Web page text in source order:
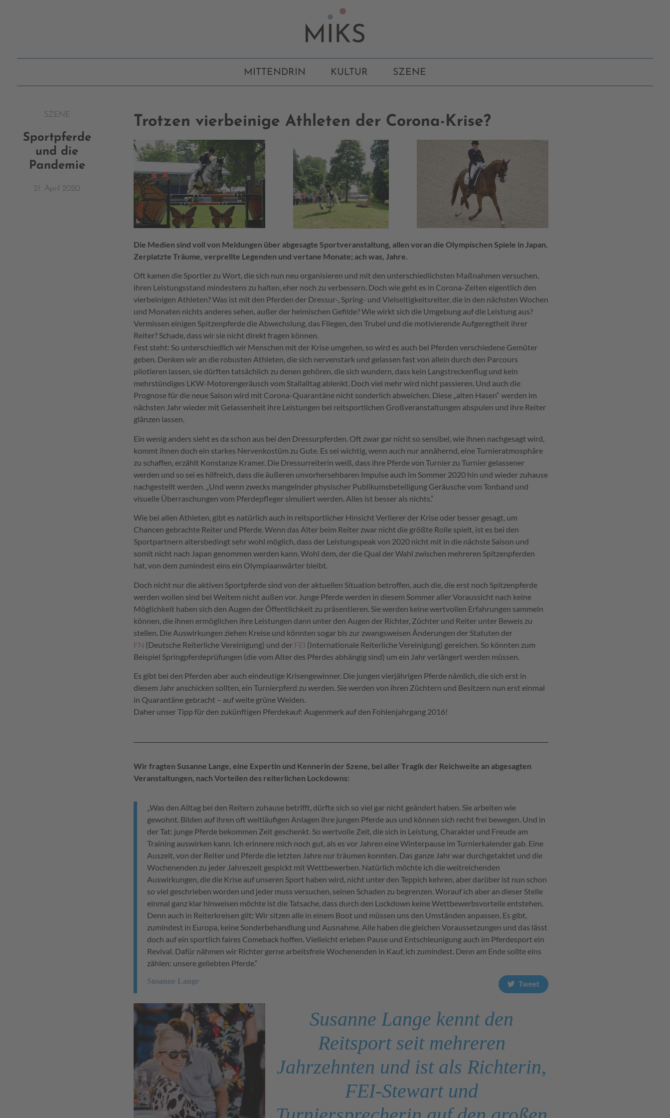
MITTENDRIN KULTUR SZENE
SZENE
Sportpferde
und die
Pandemie
21. April 2020
Trotzen vierbeinige Athleten der Corona-Krise?
Die Medien sind voll von Meldungen über abgesagte Sportveranstaltung, allen voran die Olympischen Spiele in Japan.
Zerplatzte Träume, verprellte Legenden und vertane Monate; ach was, Jahre.
Oft kamen die Sportler zu Wort, die sich nun neu organisieren und mit den unterschiedlichsten Maßnahmen versuchen,
ihren Leistungsstand mindestens zu halten, eher noch zu verbessern. Doch wie geht es in Corona-Zeiten eigentlich den
vierbeinigen Athleten? Was ist mit den Pferden der Dressur-, Spring- und Vielseitigkeitsreiter, die in den nächsten Wochen
und Monaten nichts anderes sehen, außer der heimischen Gefilde? Wie wirkt sich die Umgebung auf die Leistung aus?
Vermissen einigen Spitzenpferde die Abwechslung, das Fliegen, den Trubel und die motivierende Aufgeregtheit ihrer
Reiter? Schade, dass wir sie nicht direkt fragen können.
Fest steht: So unterschiedlich wir Menschen mit der Krise umgehen, so wird es auch bei Pferden verschiedene Gemüter
geben. Denken wir an die robusten Athleten, die sich nervenstark und gelassen fast von allein durch den Parcours
pilotieren lassen, sie dürften tatsächlich zu denen gehören, die sich wundern, dass kein Langstreckenflug und kein
mehrstündiges LKW-Motorengeräusch vom Stallalltag ablenkt. Doch viel mehr wird nicht passieren. Und auch die
Prognose für die neue Saison wird mit Corona-Quarantäne nicht sonderlich abweichen. Diese „alten Hasen“ werden im
nächsten Jahr wieder mit Gelassenheit ihre Leistungen bei reitsportlichen Großveranstaltungen abspulen und ihre Reiter
glänzen lassen.
Ein wenig anders sieht es da schon aus bei den Dressurpferden. Oft zwar gar nicht so sensibel, wie ihnen nachgesagt wird,
kommt ihnen doch ein starkes Nervenkostüm zu Gute. Es sei wichtig, wenn auch nur annähernd, eine Turnieratmosphäre
zu schaffen, erzählt Konstanze Kramer. Die Dressurreiterin weiß, dass ihre Pferde von Turnier zu Turnier gelassener
werden und so sei es hilfreich, dass die äußeren unvorhersehbaren Impulse auch im Sommer 2020 hin und wieder zuhause
nachgestellt werden. „Und wenn zwecks mangelnder physischer Publikumsbeteiligung Geräusche vom Tonband und
visuelle Überraschungen vom Pferdepfleger simuliert werden. Alles ist besser als nichts.“
Wie bei allen Athleten, gibt es natürlich auch in reitsportlicher Hinsicht Verlierer der Krise oder besser gesagt, um
Chancen gebrachte Reiter und Pferde. Wenn das Alter beim Reiter zwar nicht die größte Rolle spielt, ist es bei den
Sportpartnern altersbedingt sehr wohl möglich, dass der Leistungspeak von 2020 nicht mit in die nächste Saison und
somit nicht nach Japan genommen werden kann. Wohl dem, der die Qual der Wahl zwischen mehreren Spitzenpferden
hat, von dem zumindest eins ein Olympiaanwärter bleibt.
Doch nicht nur die aktiven Sportpferde sind von der aktuellen Situation betroffen, auch die, die erst noch Spitzenpferde
werden wollen sind bei Weitem nicht außen vor. Junge Pferde werden in diesem Sommer aller Voraussicht nach keine
Möglichkeit haben sich den Augen der Öffentlichkeit zu präsentieren. Sie werden keine wertvollen Erfahrungen sammeln
können, die ihnen ermöglichen ihre Leistungen dann unter den Augen der Richter, Züchter und Reiter unter Beweis zu
stellen. Die Auswirkungen ziehen Kreise und könnten sogar bis zur zwangsweisen Änderungen der Statuten der
FN (Deutsche Reiterliche Vereinigung) und der FEI (Internationale Reiterliche Vereinigung) gereichen. So könnten zum
Beispiel Springpferdeprüfungen (die vom Alter des Pferdes abhängig sind) um ein Jahr verlängert werden müssen.
Es gibt bei den Pferden aber auch eindeutige Krisengewinner. Die jungen vierjährigen Pferde nämlich, die sich erst in
diesem Jahr anschicken sollten, ein Turnierpferd zu werden. Sie werden von ihren Züchtern und Besitzern nun erst einmal
in Quarantäne gebracht – auf weite grüne Weiden.
Daher unser Tipp für den zukünftigen Pferdekauf: Augenmerk auf den Fohlenjahrgang 2016!
Wir fragten Susanne Lange, eine Expertin und Kennerin der Szene, bei aller Tragik der Reichweite an abgesagten
Veranstaltungen, nach Vorteilen des reiterlichen Lockdowns:
„Was den Alltag bei den Reitern zuhause betrifft, dürfte sich so viel gar nicht geändert haben. Sie arbeiten wie
gewohnt. Bilden auf ihren oft weitläufigen Anlagen ihre jungen Pferde aus und können sich recht frei bewegen. Und in
der Tat: junge Pferde bekommen Zeit geschenkt. So wertvolle Zeit, die sich in Leistung, Charakter und Freude am
Training auswirken kann. Ich erinnere mich noch gut, als es vor Jahren eine Winterpause im Turnierkalender gab. Eine
Auszeit, von der Reiter und Pferde die letzten Jahre nur träumen konnten. Das ganze Jahr war durchgetaktet und die
Wochenenden zu jeder Jahreszeit gespickt mit Wettbewerben. Natürlich möchte ich die weitreichenden
Auswirkungen, die die Krise auf unseren Sport haben wird, nicht unter den Teppich kehren, aber darüber ist nun schon
so viel geschrieben worden und jeder muss versuchen, seinen Schaden zu begrenzen. Worauf ich aber an dieser Stelle
einmal ganz klar hinweisen möchte ist die Tatsache, dass durch den Lockdown keine Wettbewerbsvorteile entstehen.
Denn auch in Reiterkreisen gilt: Wir sitzen alle in einem Boot und müssen uns den Umständen anpassen. Es gibt,
zumindest in Europa, keine Sonderbehandlung und Ausnahme. Alle haben die gleichen Voraussetzungen und das lässt
doch auf ein sportlich faires Comeback hoffen. Vielleicht erleben Pause und Entschleunigung auch im Pferdesport ein
Revival. Dafür nähmen wir Richter gerne arbeitsfreie Wochenenden in Kauf, ich zumindest. Denn am Ende sollte eins
zählen: unsere geliebten Pferde.“
Susanne Lange Tweet
Susanne Lange kennt den
Reitsport seit mehreren
Jahrzehnten und ist als Richterin,
FEI-Stewart und